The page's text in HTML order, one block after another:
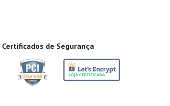
Certificados de Segurança